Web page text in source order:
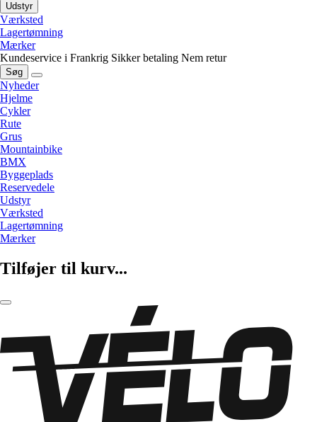
Udstyr
Værksted
Lagertømning
Mærker
Kundeservice i Frankrig Sikker betaling Nem retur
Søg
Nyheder
Hjelme
Cykler
Rute
Grus
Mountainbike
BMX
Byggeplads
Reservedele
Udstyr
Værksted
Lagertømning
Mærker
Tilføjer til kurv...